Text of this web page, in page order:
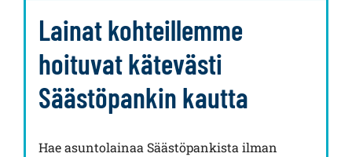
Lainat kohteillemme
hoituvat kätevästi
Säästöpankin kautta
Hae asuntolainaa Säästöpankista ilman